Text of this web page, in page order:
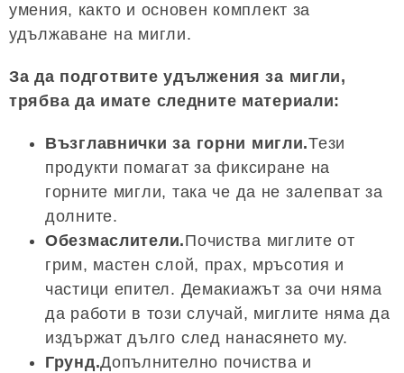
умения, както и основен комплект за
удължаване на мигли.
За да подготвите удължения за мигли,
трябва да имате следните материали:
Възглавнички за горни мигли.Тези
продукти помагат за фиксиране на
горните мигли, така че да не залепват за
долните.
Обезмаслители.Почиства миглите от
грим, мастен слой, прах, мръсотия и
частици епител. Демакиажът за очи няма
да работи в този случай, миглите няма да
издържат дълго след нанасянето му.
Грунд.Допълнително почиства и